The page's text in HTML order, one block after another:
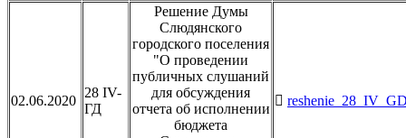
02.06.2020
28 IV-
ГД
Решение Думы
Слюдянского
городского поселения
"О проведении
публичных слушаний
для обсуждения
отчета об исполнении
бюджета